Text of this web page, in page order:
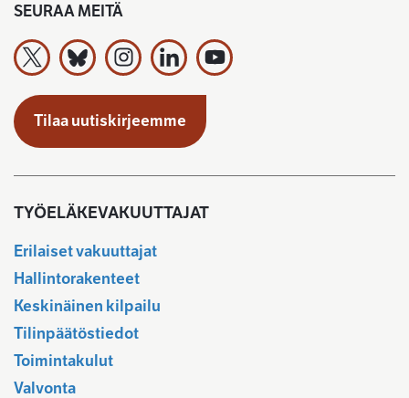
SEURAA MEITÄ
Työeläkevakuuttajat TELA ry X:ssä
Työeläkevakuuttajat TELA ry Bluesky:ssa
Työeläkevakuuttajat TELA ry
Työeläkevakuuttajat TELA ry
Työeläkevakuuttajat TELA ry
Tilaa uutiskirjeemme
TYÖELÄKEVAKUUTTAJAT
Erilaiset vakuuttajat
Hallintorakenteet
Keskinäinen kilpailu
Tilinpäätöstiedot
Toimintakulut
Valvonta